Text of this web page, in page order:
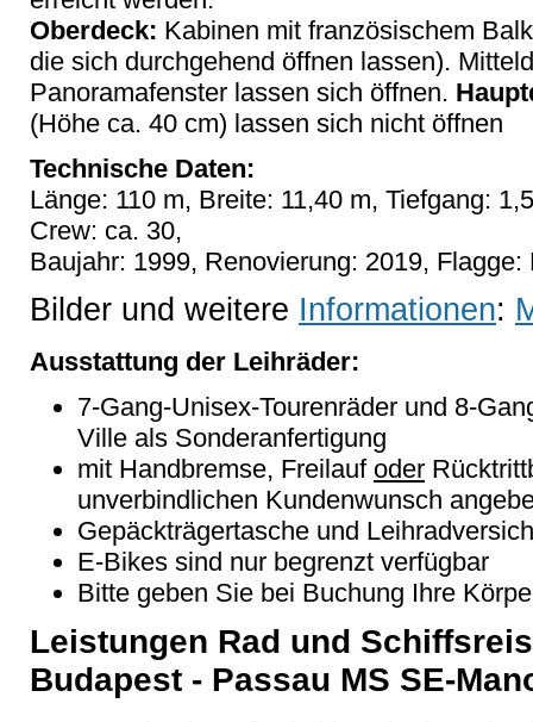
Oberdeck: Kabinen mit französischem
die sich durchgehend öffnen lassen).
Panoramafenster lassen sich öffnen.
(Höhe ca. 40 cm) lassen sich nicht öffnen
Technische Daten:
Länge: 110 m, Breite: 11,40 m, Tiefgang:
Crew: ca. 30,
Baujahr: 1999, Renovierung: 2019, Flagge:
Bilder und weitere Informationen:
Ausstattung der Leihräder:
7-Gang-Unisex-Tourenräder und 8-
Ville als Sonderanfertigung
mit Handbremse, Freilauf oder
unverbindlichen Kundenwunsch
Gepäckträgertasche und
E-Bikes sind nur begrenzt verfügbar
Bitte geben Sie bei Buchung Ihre
Leistungen Rad und
Budapest - Passau MS SE-